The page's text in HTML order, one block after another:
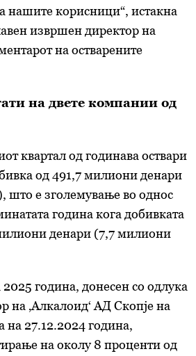
нашите корисници“, истакна
извршен директор на
на остварените
на двете компании од
квартал од годинава оствари
од 491,7 милиони денари
што е зголемување во однос
година кога добивката
денари (7,7 милиони
година, донесен со одлука
на ‚Алкалоид‘ АД Скопје на
на 27.12.2024 година,
на околу 8 проценти од